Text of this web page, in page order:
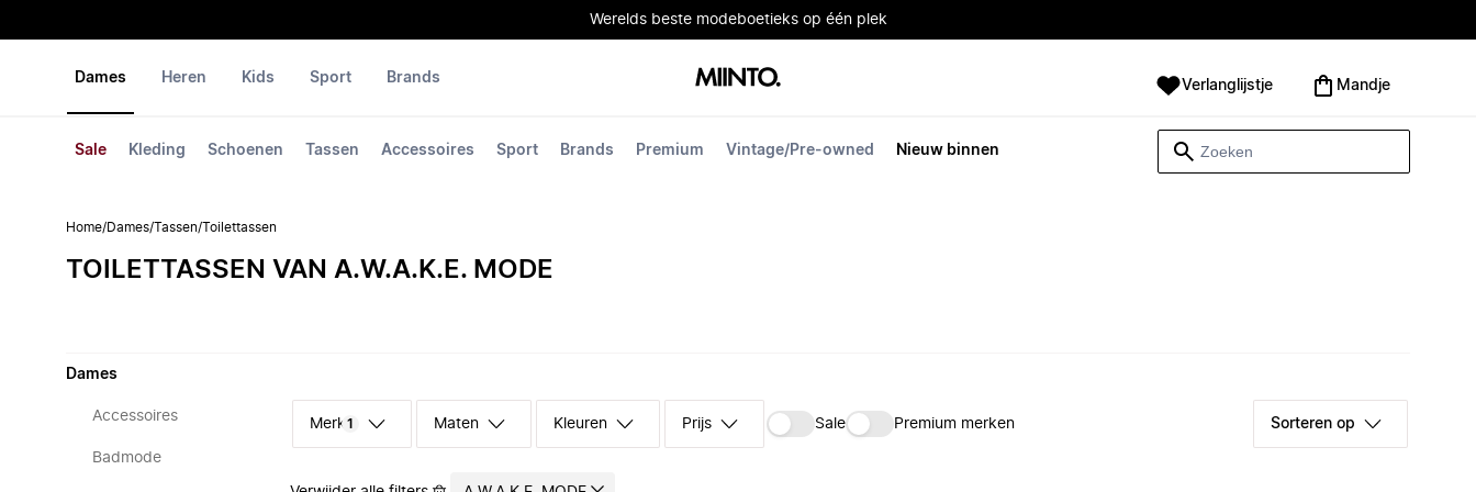
Werelds beste modeboetieks op één plek
Dames
Sale Kleding Schoenen Tassen Accessoires Sport Brands Premium Vintage/Pre-owned Nieuw binnen
Heren Kids Sport Brands Verlanglijstje Mandje
Home/Dames/Tassen/Toilettassen
TOILETTASSEN VAN A.W.A.K.E. MODE
Dames
Accessoires
Badmode
Merk 1 Maten Kleuren Prijs Sale Premium merken Sorteren op